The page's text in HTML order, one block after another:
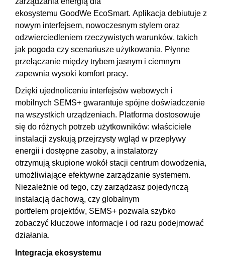
ekosystemu GoodWe EcoSmart. Aplikacja debiutuje z
nowym interfejsem, nowoczesnym stylem oraz
odzwierciedleniem rzeczywistych warunków, takich
jak pogoda czy scenariusze użytkowania. Płynne
przełączanie między trybem jasnym i ciemnym
zapewnia wysoki komfort pracy.
Dzięki ujednoliceniu interfejsów webowych i
mobilnych SEMS+ gwarantuje spójne doświadczenie
na wszystkich urządzeniach. Platforma dostosowuje
się do różnych potrzeb użytkowników: właściciele
instalacji zyskują przejrzysty wgląd w przepływy
energii i dostępne zasoby, a instalatorzy
otrzymują skupione wokół stacji centrum dowodzenia,
umożliwiające efektywne zarządzanie systemem.
Niezależnie od tego, czy zarządzasz pojedynczą
instalacją dachową, czy globalnym
portfelem projektów, SEMS+ pozwala szybko
zobaczyć kluczowe informacje i od razu podejmować
działania.
Integracja ekosystemu